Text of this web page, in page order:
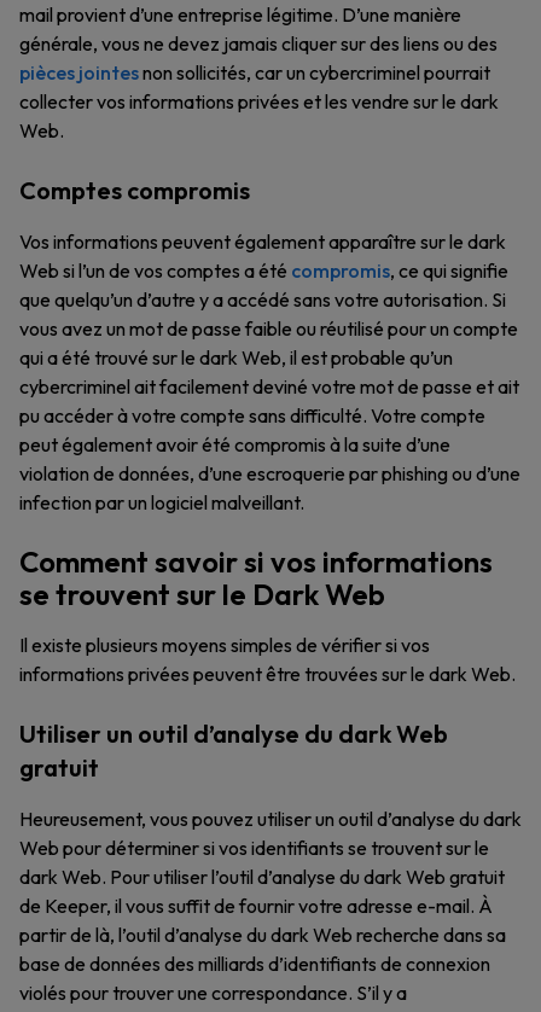
mail provient d’une entreprise légitime. D’une manière
générale, vous ne devez jamais cliquer sur des liens ou des
pièces jointesnon sollicités, car un cybercriminel pourrait
collecter vos informations privées et les vendre sur le dark
Web.
Comptes compromis
Vos informations peuvent également apparaître sur le dark
Web si l’un de vos comptes a été compromis, ce qui signifie
que quelqu’un d’autre y a accédé sans votre autorisation. Si
vous avez un mot de passe faible ou réutilisé pour un compte
qui a été trouvé sur le dark Web, il est probable qu’un
cybercriminel ait facilement deviné votre mot de passe et ait
pu accéder à votre compte sans difficulté. Votre compte
peut également avoir été compromis à la suite d’une
violation de données, d’une escroquerie par phishing ou d’une
infection par un logiciel malveillant.
Comment savoir si vos informations
se trouvent sur le Dark Web
Il existe plusieurs moyens simples de vérifier si vos
informations privées peuvent être trouvées sur le dark Web.
Utiliser un outil d’analyse du dark Web
gratuit
Heureusement, vous pouvez utiliser un outil d’analyse du dark
Web pour déterminer si vos identifiants se trouvent sur le
dark Web. Pour utiliser l’outil d’analyse du dark Web gratuit
de Keeper, il vous suffit de fournir votre adresse e-mail. À
partir de là, l’outil d’analyse du dark Web recherche dans sa
base de données des milliards d’identifiants de connexion
violés pour trouver une correspondance. S’il y a